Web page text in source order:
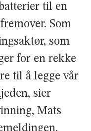
til en
Som
som
for en rekke
til å legge vår
sier
Mats